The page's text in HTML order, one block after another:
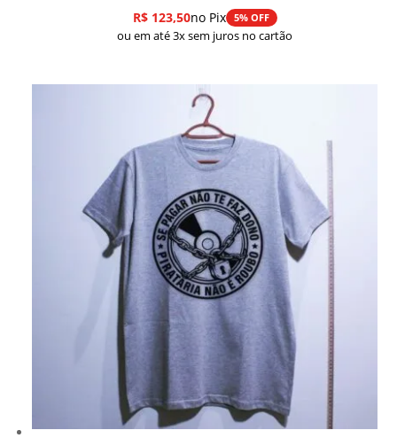
R$123,50no Pix 5% OFF
ou em até 3x sem juros no cartão